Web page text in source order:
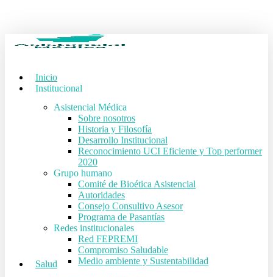
content
Inicio
Institucional
Asistencial Médica
Sobre nosotros
Historia y Filosofía
Desarrollo Institucional
Reconocimiento UCI Eficiente y Top performer
2020
Grupo humano
Comité de Bioética Asistencial
Autoridades
Consejo Consultivo Asesor
Programa de Pasantías
Redes institucionales
Red FEPREMI
Compromiso Saludable
Medio ambiente y Sustentabilidad
Salud